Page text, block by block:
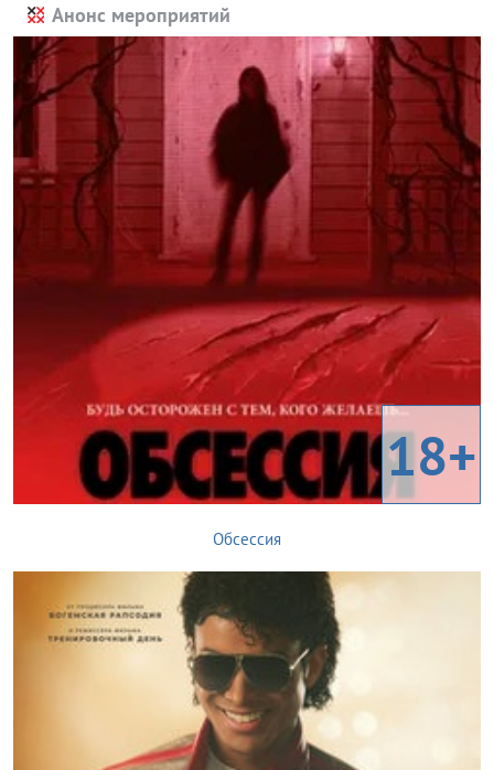
Анонс мероприятий
18+
Обсессия